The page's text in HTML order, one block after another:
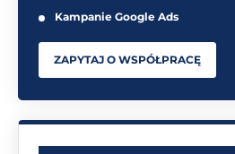
Kampanie Google Ads
ZAPYTAJ O WSPÓŁPRACĘ